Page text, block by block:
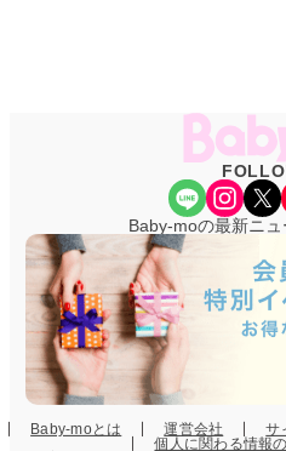
Share Icon Instagram X
Baby-moの最新ニュ
Baby-moとは 運営会社 サ
個人に関わる情報